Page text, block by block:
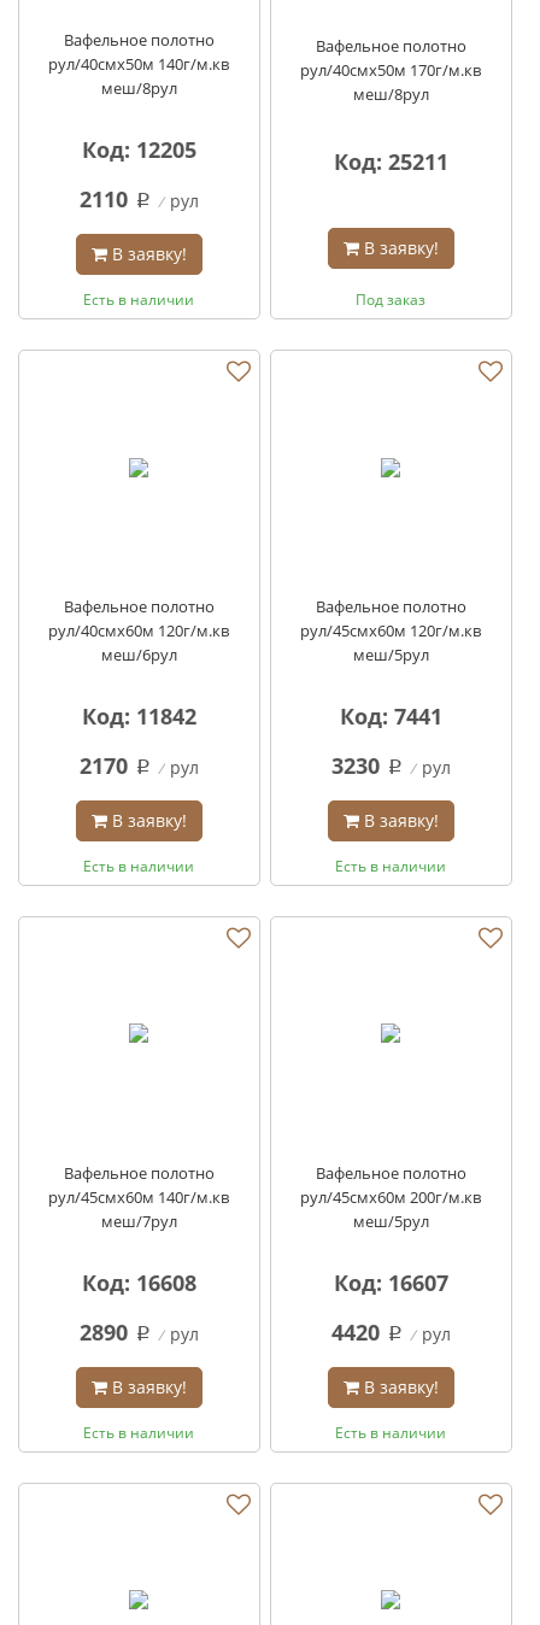
Вафельное полотно
рул/40смх50м 140г/м.кв
меш/8рул
Код: 12205
2110 q рул
В заявку!
Есть в наличии
Вафельное полотно
рул/40смх50м 170г/м.кв
меш/8рул
Код: 25211
В заявку!
Под заказ
Вафельное полотно
рул/40смх60м 120г/м.кв
меш/6рул
Код: 11842
2170 q рул
В заявку!
Есть в наличии
Вафельное полотно
рул/45смх60м 120г/м.кв
меш/5рул
Код: 7441
3230 q рул
В заявку!
Есть в наличии
Вафельное полотно
рул/45смх60м 140г/м.кв
меш/7рул
Код: 16608
2890 q рул
В заявку!
Есть в наличии
Вафельное полотно
рул/45смх60м 200г/м.кв
меш/5рул
Код: 16607
4420 q рул
В заявку!
Есть в наличии